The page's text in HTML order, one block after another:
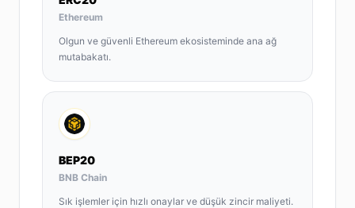
Ethereum
Olgun ve güvenli Ethereum ekosisteminde ana ağ
mutabakatı.
BEP20
BNB Chain
Sık işlemler için hızlı onaylar ve düşük zincir maliyeti.